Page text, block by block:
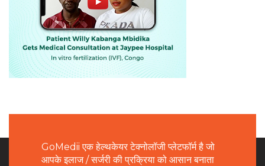
GoMedii एक हेल्थकेयर टेक्नोलॉजी प्लेटफॉर्म है जो
आपके इलाज / सर्जरी की प्रक्रिया को आसान बनाता